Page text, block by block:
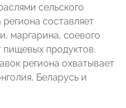
сельского
составляет
маргарина, соевого
пищевых продуктов.
региона охватывает
Беларусь и